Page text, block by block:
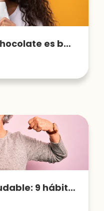
Mito o realidad: el chocolate es bueno para la salud
Envejecimiento saludable: 9 hábitos que debes incorporar diariamente